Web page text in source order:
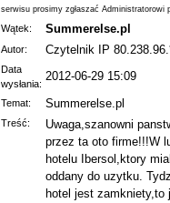
serwisu prosimy zgłaszać Administratorowi
Wątek: Summerelse.pl
Autor: Czytelnik IP
Data
wysłania:
2012-06-29 15:09
Temat: Summerelse.pl
Treść:
Uwaga,szanowni
przez ta oto firme!!!W
hotelu Ibersol,ktory
oddany do uzytku.
hotel jest